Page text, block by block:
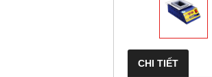
CHI TIẾT